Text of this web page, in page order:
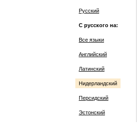
Русский
С русского на:
Все языки
Английский
Латинский
Нидерландский
Персидский
Эстонский